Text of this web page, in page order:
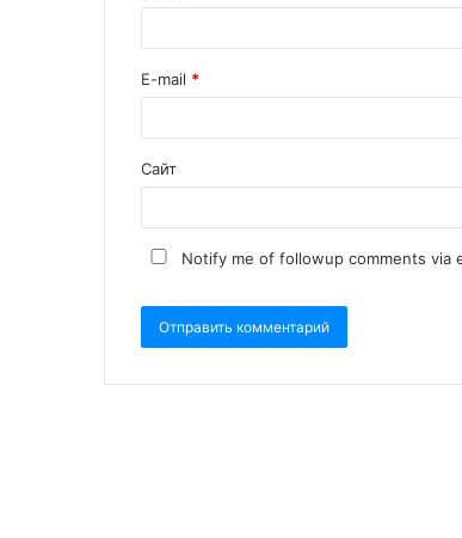
E-mail *
Сайт
Notify me of followup comments via